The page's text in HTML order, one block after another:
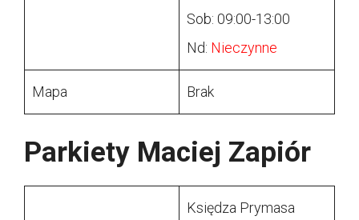
Sob: 09:00-13:00
Nd: Nieczynne
Mapa Brak
Parkiety Maciej Zapiór
Księdza Prymasa